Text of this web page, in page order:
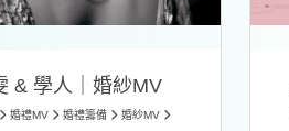
& 學人｜婚紗MV
婚禮MV 婚禮籌備 婚紗MV